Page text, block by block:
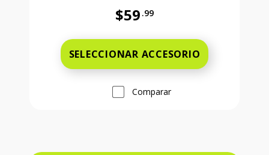
$59 .99
SELECCIONAR ACCESORIO
Comparar